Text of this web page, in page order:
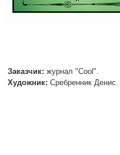
Заказчик: журнал "Cool".
Художник: Сребренник Денис.